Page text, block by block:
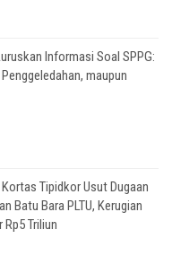
Informasi Soal SPPG:
maupun
Kortas Tipidkor Usut Dugaan
Batu Bara PLTU, Kerugian
Triliun